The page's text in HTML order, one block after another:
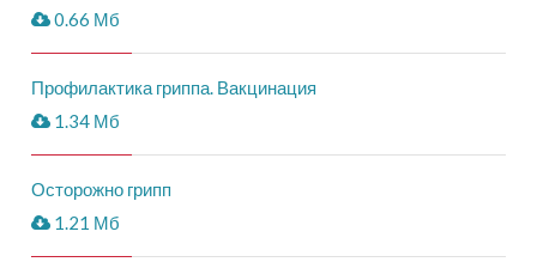
0.66 Мб
Профилактика гриппа. Вакцинация
1.34 Мб
Осторожно грипп
1.21 Мб